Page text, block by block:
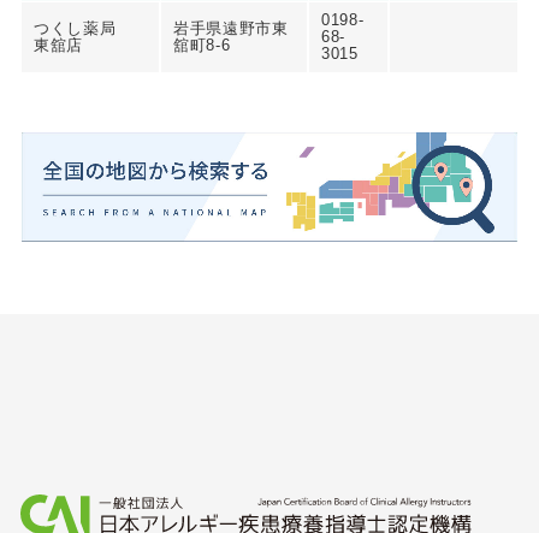
つくし薬局
東舘店
岩手県遠野市東
舘町8-6
0198-
68-
3015